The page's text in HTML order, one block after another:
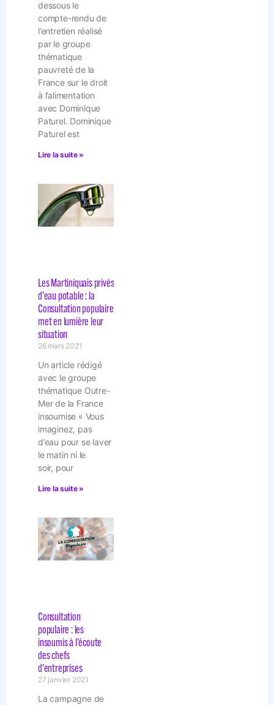
dessous le
compte-rendu de
l’entretien réalisé
par le groupe
thématique
pauvreté de la
France sur le droit
à l’alimentation
avec Dominique
Paturel. Dominique
Paturel est
Lire la suite »
Les Martiniquais privés
d’eau potable : la
Consultation populaire
met en lumière leur
situation
26 mars 2021
Un article rédigé
avec le groupe
thématique Outre-
Mer de la France
insoumise « Vous
imaginez, pas
d’eau pour se laver
le matin ni le
soir, pour
Lire la suite »
Consultation
populaire : les
insoumis à l’écoute
des chefs
d’entreprises
27 janvier 2021
La campagne de